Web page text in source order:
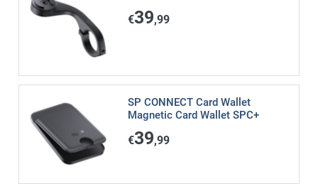
€39,99
SP CONNECT Card Wallet
Magnetic Card Wallet SPC+
€39,99